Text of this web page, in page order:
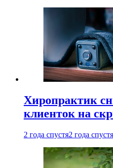
Хиропрактик
клиенток на
2 года спустя2 года спустя